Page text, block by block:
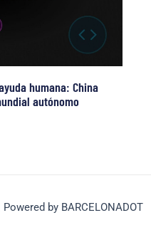
humana: China
autónomo
by BARCELONADOT